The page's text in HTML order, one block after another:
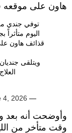
هاون على
توفي جندي
اليوم
قذائف هاون
ويتلقى
— UNIFIL Arabic (@UNIFILArabic)
4, 2026
وأوضحت أنه بعد
وقت متأخر من